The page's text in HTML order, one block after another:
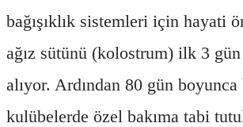
bağışıklık sistemleri için hayati
ağız sütünü (kolostrum) ilk 3
alıyor. Ardından 80 gün
kulübelerde özel bakıma tabi